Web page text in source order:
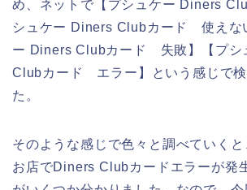
め、ネットで【プシュケー Diners
シュケー Diners Clubカード 使えな
ー Diners Clubカード 失敗】【プシ
Clubカード エラー】という感じで検
た。
そのような感じで色々と調べていく
お店でDiners Clubカードエラーが発